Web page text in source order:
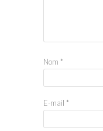
Nom *
E-mail *